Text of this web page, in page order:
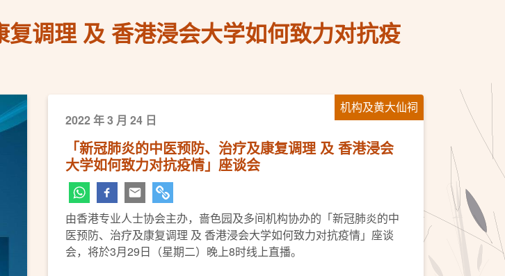
复调理 及 香港浸会大学如何致力对抗疫
机构及黄大仙祠
2022 年 3 月 24 日
「新冠肺炎的中医预防、治疗及康复调理 及 香港浸会
大学如何致力对抗疫情」座谈会
由香港专业人士协会主办，啬色园及多间机构协办的「新冠肺炎的中
医预防、治疗及康复调理 及 香港浸会大学如何致力对抗疫情」座谈
会，将於3月29日（星期二）晚上8时线上直播。